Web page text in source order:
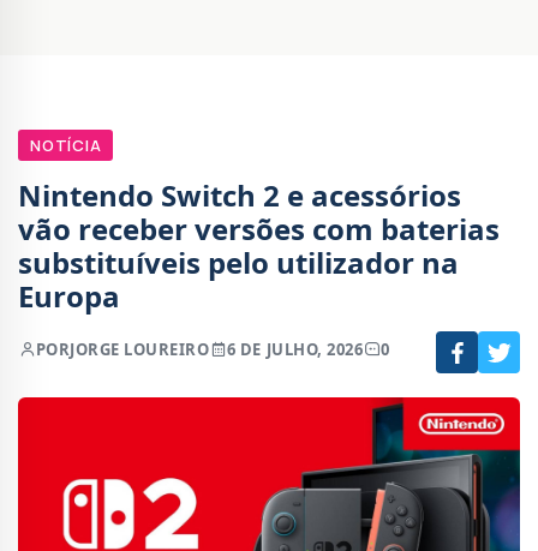
NOTÍCIA
Nintendo Switch 2 e acessórios
vão receber versões com baterias
substituíveis pelo utilizador na
Europa
PORJORGE LOUREIRO 6 DE JULHO, 2026 0